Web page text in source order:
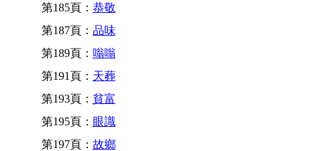
第185頁： 恭敬
第187頁： 品味
第189頁： 嗡嗡
第191頁： 天葬
第193頁： 貧富
第195頁： 眼識
第197頁： 故鄉